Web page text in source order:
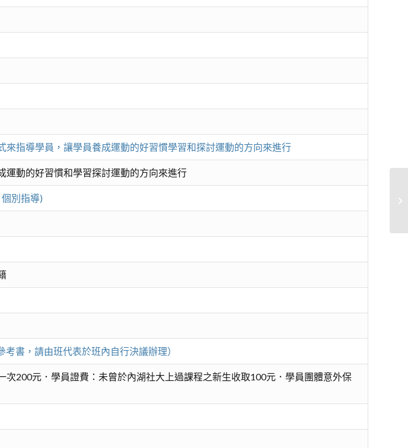
指導學員，讓學員養成運動的好習慣學習和探討運動的方向來進行
運動的好習慣和學習探討運動的方向來進行
別指導)
書，請由班代表於班內自行決議辦理）
200元．學員證費：未曾於內湖社大上過課程之新生收取100元．學員團體意外保